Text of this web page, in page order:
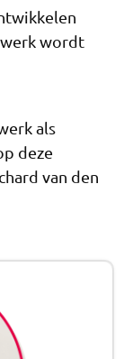
wordt
als
deze
van den